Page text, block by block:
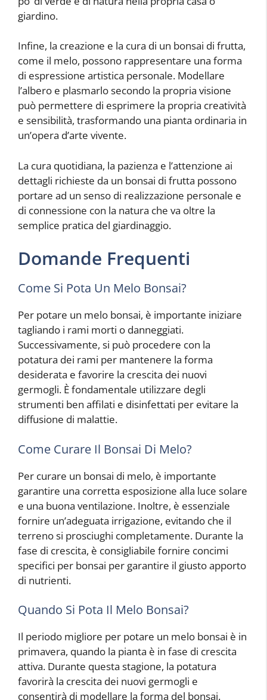
giardino.
Infine, la creazione e la cura di un bonsai di frutta,
come il melo, possono rappresentare una forma
di espressione artistica personale. Modellare
l’albero e plasmarlo secondo la propria visione
può permettere di esprimere la propria creatività
e sensibilità, trasformando una pianta ordinaria in
un’opera d’arte vivente.
La cura quotidiana, la pazienza e l’attenzione ai
dettagli richieste da un bonsai di frutta possono
portare ad un senso di realizzazione personale e
di connessione con la natura che va oltre la
semplice pratica del giardinaggio.
Domande Frequenti
Come Si Pota Un Melo Bonsai?
Per potare un melo bonsai, è importante iniziare
tagliando i rami morti o danneggiati.
Successivamente, si può procedere con la
potatura dei rami per mantenere la forma
desiderata e favorire la crescita dei nuovi
germogli. È fondamentale utilizzare degli
strumenti ben affilati e disinfettati per evitare la
diffusione di malattie.
Come Curare Il Bonsai Di Melo?
Per curare un bonsai di melo, è importante
garantire una corretta esposizione alla luce solare
e una buona ventilazione. Inoltre, è essenziale
fornire un’adeguata irrigazione, evitando che il
terreno si prosciughi completamente. Durante la
fase di crescita, è consigliabile fornire concimi
specifici per bonsai per garantire il giusto apporto
di nutrienti.
Quando Si Pota Il Melo Bonsai?
Il periodo migliore per potare un melo bonsai è in
primavera, quando la pianta è in fase di crescita
attiva. Durante questa stagione, la potatura
favorirà la crescita dei nuovi germogli e
consentirà di modellare la forma del bonsai.